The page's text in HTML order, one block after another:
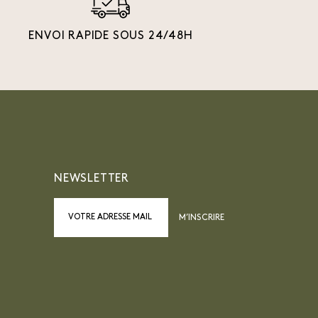
ENVOI RAPIDE SOUS 24/48H
NEWSLETTER
M’INSCRIRE